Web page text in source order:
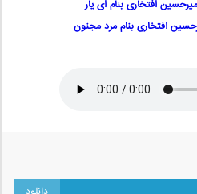
افتخاری بنام ای یار
افتخاری بنام مرد مجنون